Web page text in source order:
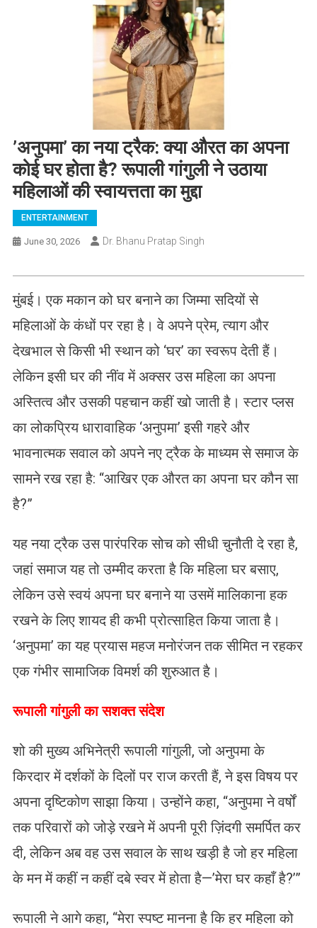
​’अनुपमा’ का नया ट्रैक: क्या औरत का अपना
कोई घर होता है? रूपाली गांगुली ने उठाया
महिलाओं की स्वायत्तता का मुद्दा
ENTERTAINMENT
June 30, 2026 Dr. Bhanu Pratap Singh
मुंबई। एक मकान को घर बनाने का जिम्मा सदियों से
महिलाओं के कंधों पर रहा है। वे अपने प्रेम, त्याग और
देखभाल से किसी भी स्थान को ‘घर’ का स्वरूप देती हैं।
लेकिन इसी घर की नींव में अक्सर उस महिला का अपना
अस्तित्व और उसकी पहचान कहीं खो जाती है। स्टार प्लस
का लोकप्रिय धारावाहिक ‘अनुपमा’ इसी गहरे और
भावनात्मक सवाल को अपने नए ट्रैक के माध्यम से समाज के
सामने रख रहा है: “आखिर एक औरत का अपना घर कौन सा
है?”
यह नया ट्रैक उस पारंपरिक सोच को सीधी चुनौती दे रहा है,
जहां समाज यह तो उम्मीद करता है कि महिला घर बसाए,
लेकिन उसे स्वयं अपना घर बनाने या उसमें मालिकाना हक
रखने के लिए शायद ही कभी प्रोत्साहित किया जाता है।
‘अनुपमा’ का यह प्रयास महज मनोरंजन तक सीमित न रहकर
एक गंभीर सामाजिक विमर्श की शुरुआत है।
रूपाली गांगुली का सशक्त संदेश
शो की मुख्य अभिनेत्री रूपाली गांगुली, जो अनुपमा के
किरदार में दर्शकों के दिलों पर राज करती हैं, ने इस विषय पर
अपना दृष्टिकोण साझा किया। उन्होंने कहा, “अनुपमा ने वर्षों
तक परिवारों को जोड़े रखने में अपनी पूरी ज़िंदगी समर्पित कर
दी, लेकिन अब वह उस सवाल के साथ खड़ी है जो हर महिला
के मन में कहीं न कहीं दबे स्वर में होता है—’मेरा घर कहाँ है?’”
रूपाली ने आगे कहा, “मेरा स्पष्ट मानना है कि हर महिला को